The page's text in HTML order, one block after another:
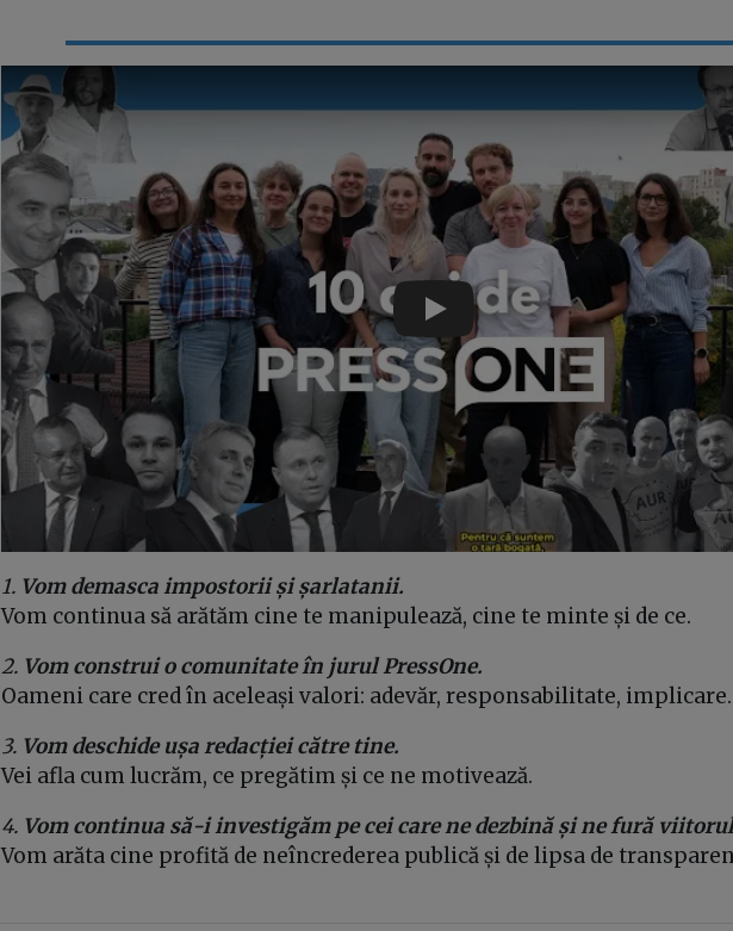
Play
1. Vom demasca impostorii și șarlatanii.
Vom continua să arătăm cine te manipulează, cine te minte și de ce.
2. Vom construi o comunitate în jurul PressOne.
Oameni care cred în aceleași valori: adevăr, responsabilitate, implicare.
3. Vom deschide ușa redacției către tine.
Vei afla cum lucrăm, ce pregătim și ce ne motivează.
4. Vom continua să-i investigăm pe cei care ne dezbină și ne fură
Vom arăta cine profită de neîncrederea publică și de lipsa de